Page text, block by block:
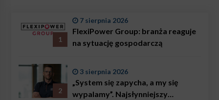
1
7 sierpnia 2026
FlexiPower Group: branża reaguje
na sytuację gospodarczą
2
3 sierpnia 2026
„System się zapycha, a my się
wypalamy”. Najsłynniejszy